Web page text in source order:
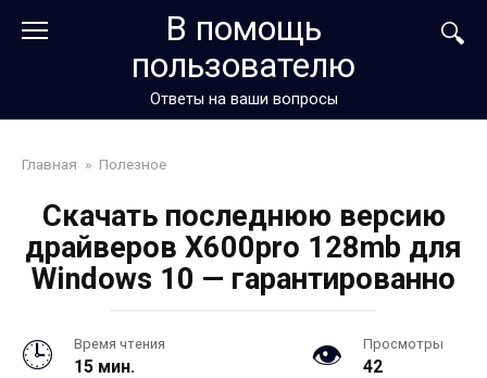
В помощь
пользователю
Ответы на ваши вопросы
Главная » Полезное
Скачать последнюю версию
драйверов X600pro 128mb для
Windows 10 — гарантированно
Время чтения
15 мин.
Просмотры
42